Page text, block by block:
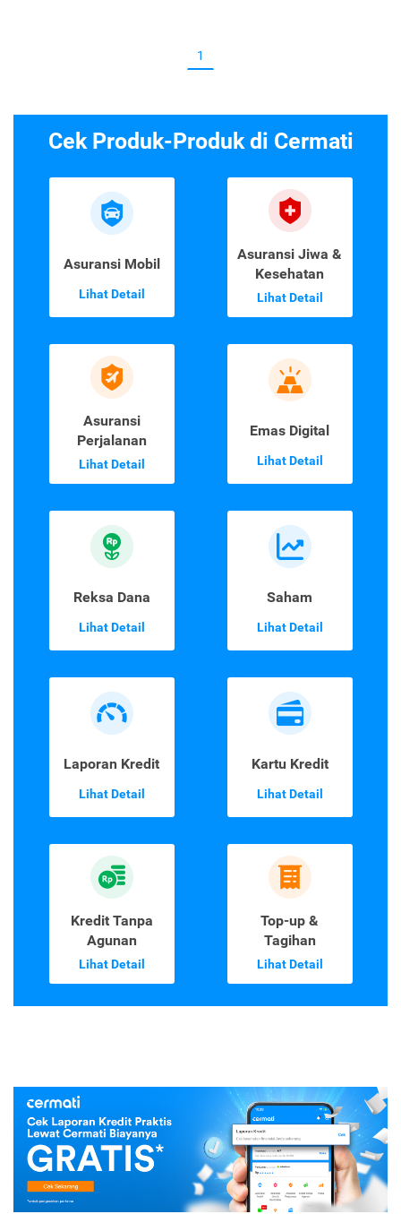
1
Cek Produk-Produk di Cermati
Asuransi Mobil
Lihat Detail
Asuransi Jiwa &
Kesehatan
Lihat Detail
Asuransi
Perjalanan
Lihat Detail
Emas Digital
Lihat Detail
Reksa Dana
Lihat Detail
Saham
Lihat Detail
Laporan Kredit
Lihat Detail
Kartu Kredit
Lihat Detail
Kredit Tanpa
Agunan
Lihat Detail
Top-up &
Tagihan
Lihat Detail